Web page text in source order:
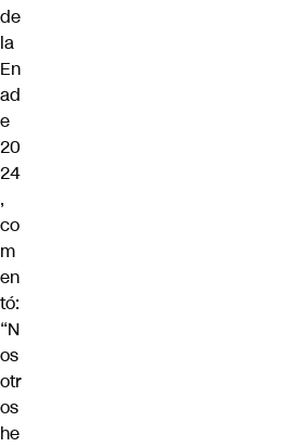
de
la
En
ad
e
20
24
,
co
m
en
tó:
“N
os
otr
os
he